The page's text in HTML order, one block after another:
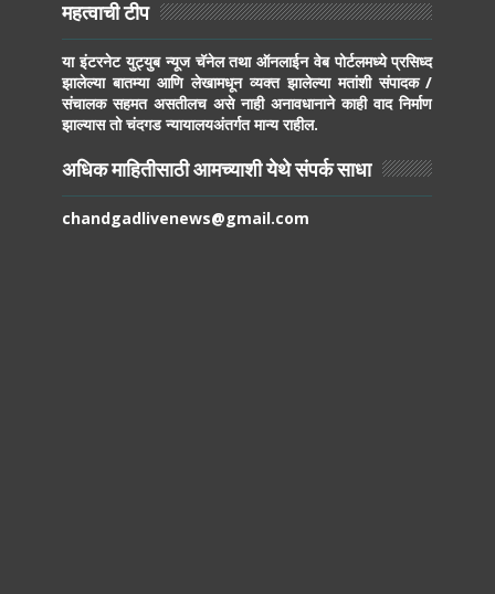
महत्वाची टीप
या इंटरनेट युट्युब न्यूज चॅनेल तथा ऑनलाईन वेब पोर्टलमध्ये प्रसिध्द
झालेल्या बातम्या आणि लेखामधून व्यक्त झालेल्या मतांशी संपादक /
संचालक सहमत असतीलच असे नाही अनावधानाने काही वाद निर्माण
झाल्यास तो चंदगड न्यायालयअंतर्गत मान्य राहील.
अधिक माहितीसाठी आमच्याशी येथे संपर्क साधा
chandgadlivenews@gmail.com